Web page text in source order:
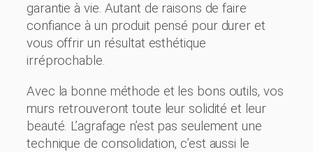
garantie à vie. Autant de raisons de faire
confiance à un produit pensé pour durer et
vous offrir un résultat esthétique
irréprochable.
Avec la bonne méthode et les bons outils, vos
murs retrouveront toute leur solidité et leur
beauté. L’agrafage n’est pas seulement une
technique de consolidation, c’est aussi le